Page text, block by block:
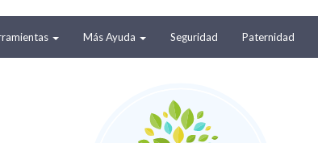
Más Ayuda Seguridad Paternidad